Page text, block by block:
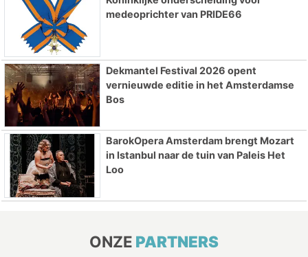
medeoprichter van PRIDE66
Dekmantel Festival 2026 opent
vernieuwde editie in het Amsterdamse
Bos
BarokOpera Amsterdam brengt Mozart
in Istanbul naar de tuin van Paleis Het
Loo
ONZE PARTNERS